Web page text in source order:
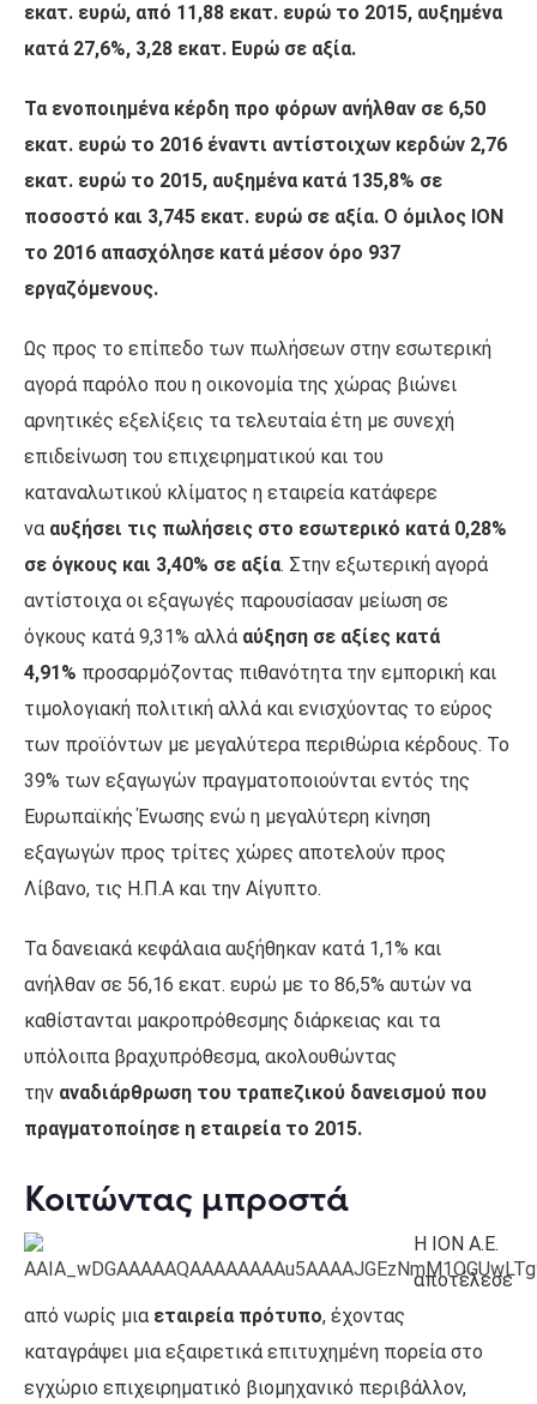
εκατ. ευρώ, από 11,88 εκατ. ευρώ το 2015, αυξημένα
κατά 27,6%, 3,28 εκατ. Ευρώ σε αξία.
Τα ενοποιημένα κέρδη προ φόρων ανήλθαν σε 6,50
εκατ. ευρώ το 2016 έναντι αντίστοιχων κερδών 2,76
εκατ. ευρώ το 2015, αυξημένα κατά 135,8% σε
ποσοστό και 3,745 εκατ. ευρώ σε αξία. Ο όμιλος ΙΟΝ
το 2016 απασχόλησε κατά μέσον όρο 937
εργαζόμενους.
Ως προς το επίπεδο των πωλήσεων στην εσωτερική
αγορά παρόλο που η οικονομία της χώρας βιώνει
αρνητικές εξελίξεις τα τελευταία έτη με συνεχή
επιδείνωση του επιχειρηματικού και του
καταναλωτικού κλίματος η εταιρεία κατάφερε
να αυξήσει τις πωλήσεις στο εσωτερικό κατά 0,28%
σε όγκους και 3,40% σε αξία. Στην εξωτερική αγορά
αντίστοιχα οι εξαγωγές παρουσίασαν μείωση σε
όγκους κατά 9,31% αλλά αύξηση σε αξίες κατά
4,91% προσαρμόζοντας πιθανότητα την εμπορική και
τιμολογιακή πολιτική αλλά και ενισχύοντας το εύρος
των προϊόντων με μεγαλύτερα περιθώρια κέρδους. Το
39% των εξαγωγών πραγματοποιούνται εντός της
Ευρωπαϊκής Ένωσης ενώ η μεγαλύτερη κίνηση
εξαγωγών προς τρίτες χώρες αποτελούν προς
Λίβανο, τις Η.Π.Α και την Αίγυπτο.
Τα δανειακά κεφάλαια αυξήθηκαν κατά 1,1% και
ανήλθαν σε 56,16 εκατ. ευρώ με το 86,5% αυτών να
καθίστανται μακροπρόθεσμης διάρκειας και τα
υπόλοιπα βραχυπρόθεσμα, ακολουθώντας
την αναδιάρθρωση του τραπεζικού δανεισμού που
πραγματοποίησε η εταιρεία το 2015.
Κοιτώντας μπροστά
Η ΙΟΝ Α.Ε.
αποτέλεσε
από νωρίς μια εταιρεία πρότυπο, έχοντας
καταγράψει μια εξαιρετικά επιτυχημένη πορεία στο
εγχώριο επιχειρηματικό βιομηχανικό περιβάλλον,